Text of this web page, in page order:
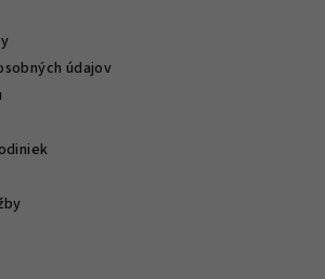
údajov